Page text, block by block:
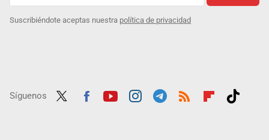
Suscribiéndote aceptas nuestra política de privacidad
Síguenos